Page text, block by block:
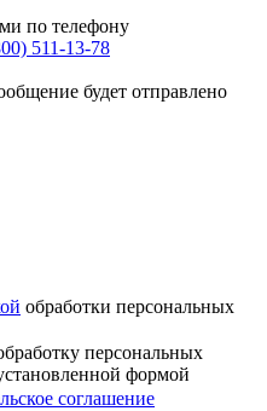
по телефону
511-13-78
будет отправлено
обработки персональных
персональных
формой
соглашение